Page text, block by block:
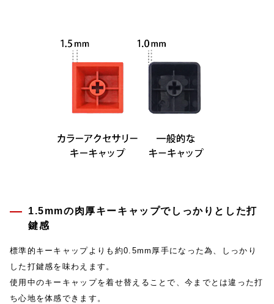
1.5mmの肉厚キーキャップでしっかりとした打
鍵感
標準的キーキャップよりも約0.5mm厚手になった為、しっかり
した打鍵感を味わえます。
使用中のキーキャップを着せ替えることで、今までとは違った打
ち心地を体感できます。